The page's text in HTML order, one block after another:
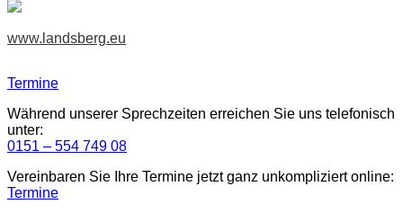
www.landsberg.eu
Termine
Während unserer Sprechzeiten erreichen Sie uns telefonisch
unter:
0151 – 554 749 08
Vereinbaren Sie Ihre Termine jetzt ganz unkompliziert online:
Termine